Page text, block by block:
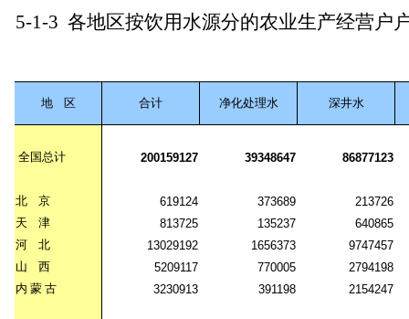
5-1-3 各地区按饮用水源分的农业生产经营户
地 区 合计 净化处理水 深井水
全国总计 200159127 39348647 86877123
北 京 619124 373689
213726
天
津 813725 135237
640865
河
北 13029192 1656373
9747457
山
西 5209117 770005
2794198
内 蒙 古 3230913 391198 2154247